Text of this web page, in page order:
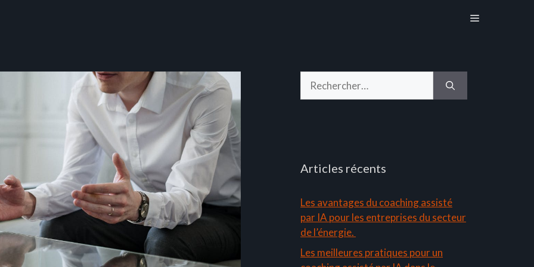
Menu
Articles récents
Les avantages du coaching assisté
par IA pour les entreprises du secteur
de l’énergie.
Les meilleures pratiques pour un